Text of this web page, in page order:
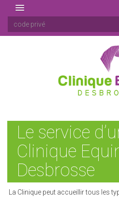
Le service
Clinique
Desbrosse
La Clinique peut accueillir tous les